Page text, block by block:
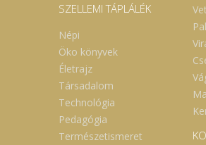
SZELLEMI TÁPLÁLÉK
Népi
Öko könyvek
Életrajz
Társadalom
Technológia
Pedagógia
Természetismeret